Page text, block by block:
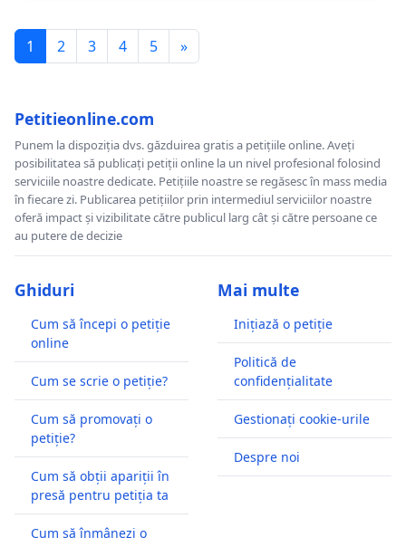
1 2 3 4 5 »
Petitieonline.com
Punem la dispoziția dvs. găzduirea gratis a petițiile online. Aveți
posibilitatea să publicați petiții online la un nivel profesional folosind
serviciile noastre dedicate. Petițiile noastre se regăsesc în mass media
în fiecare zi. Publicarea petițiilor prin intermediul serviciilor noastre
oferă impact și vizibilitate către publicul larg cât și către persoane ce
au putere de decizie
Ghiduri
Cum să începi o petiție
online
Cum se scrie o petiție?
Cum să promovați o
petiție?
Cum să obții apariții în
presă pentru petiția ta
Cum să înmânezi o
Mai multe
Inițiază o petiție
Politică de
confidențialitate
Gestionați cookie-urile
Despre noi